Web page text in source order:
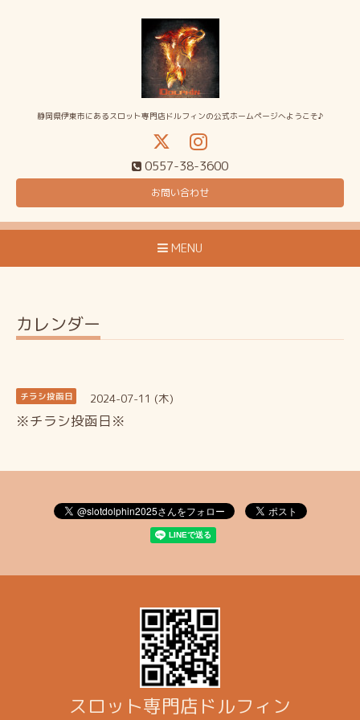
静岡県伊東市にあるスロット専門店ドルフィンの公式ホームページへようこそ♪
0557-38-3600
お問い合わせ
MENU
カレンダー
チラシ投函日 2024-07-11 (木)
※チラシ投函日※
スロット専門店ドルフィン